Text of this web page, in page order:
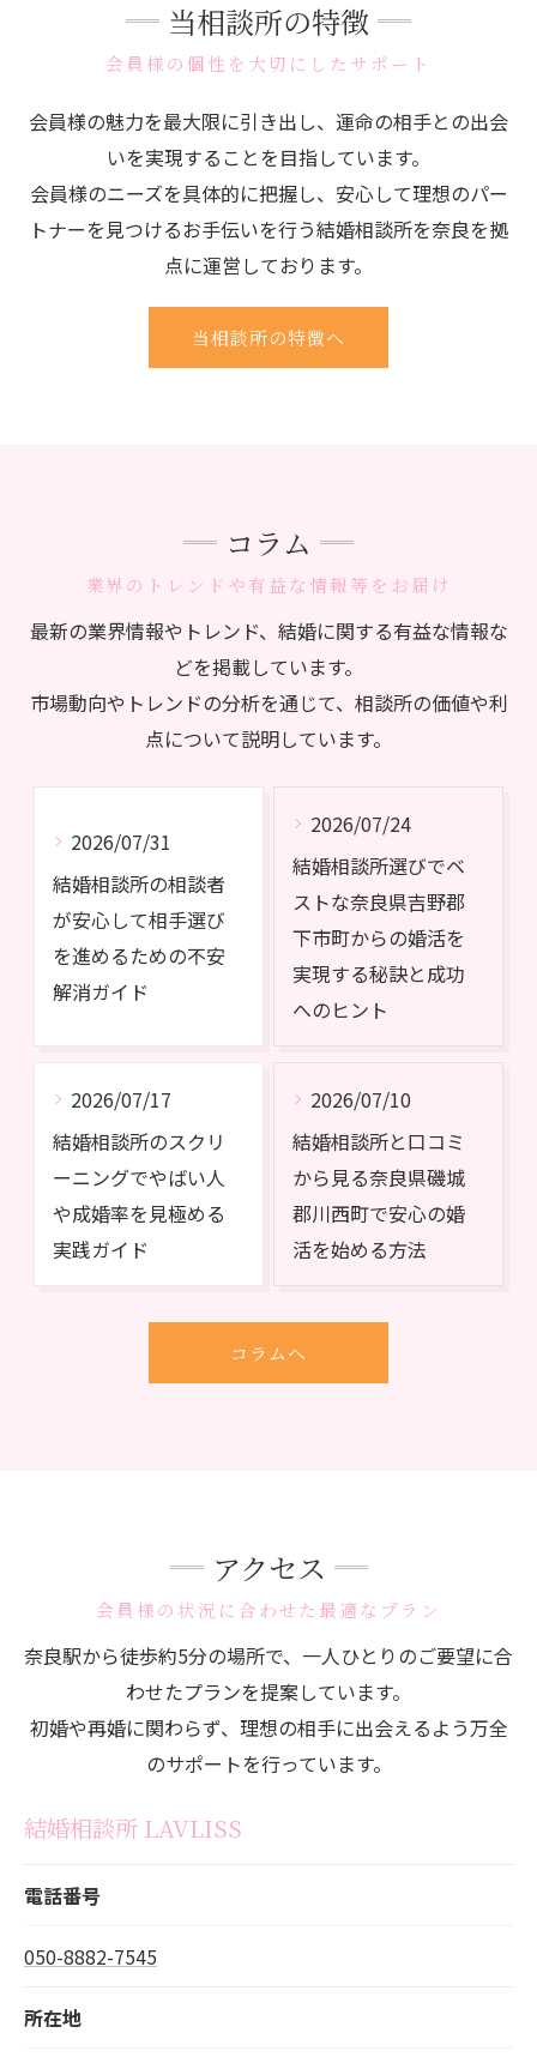
会員様の個性を大切にしたサポート
当相談所の特徴
会員様の魅力を最大限に引き出し、運命の相手との出会
いを実現することを目指しています。
会員様のニーズを具体的に把握し、安心して理想のパー
トナーを見つけるお手伝いを行う結婚相談所を奈良を拠
点に運営しております。
当相談所の特徴へ
業界のトレンドや有益な情報等をお届け
コラム
最新の業界情報やトレンド、結婚に関する有益な情報な
どを掲載しています。
市場動向やトレンドの分析を通じて、相談所の価値や利
点について説明しています。
2026/07/31
結婚相談所の相談者
が安心して相手選び
を進めるための不安
解消ガイド
2026/07/24
結婚相談所選びでベ
ストな奈良県吉野郡
下市町からの婚活を
実現する秘訣と成功
へのヒント
2026/07/17
結婚相談所のスクリ
ーニングでやばい人
や成婚率を見極める
実践ガイド
2026/07/10
結婚相談所と口コミ
から見る奈良県磯城
郡川西町で安心の婚
活を始める方法
コラムへ
会員様の状況に合わせた最適なプラン
アクセス
奈良駅から徒歩約5分の場所で、一人ひとりのご要望に合
わせたプランを提案しています。
初婚や再婚に関わらず、理想の相手に出会えるよう万全
のサポートを行っています。
結婚相談所 LAVLISS
電話番号
050-8882-7545
所在地